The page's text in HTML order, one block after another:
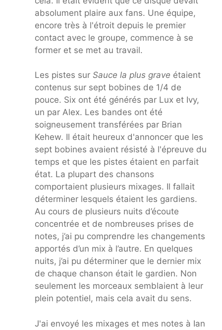
absolument plaire aux fans. Une équipe,
encore très à l'étroit depuis le premier
contact avec le groupe, commence à se
former et se met au travail.
Les pistes sur Sauce la plus grave étaient
contenus sur sept bobines de 1/4 de
pouce. Six ont été générés par Lux et Ivy,
un par Alex. Les bandes ont été
soigneusement transférées par Brian
Kehew. Il était heureux d'annoncer que les
sept bobines avaient résisté à l'épreuve du
temps et que les pistes étaient en parfait
état. La plupart des chansons
comportaient plusieurs mixages. Il fallait
déterminer lesquels étaient les gardiens.
Au cours de plusieurs nuits d’écoute
concentrée et de nombreuses prises de
notes, j’ai pu comprendre les changements
apportés d’un mix à l’autre. En quelques
nuits, j’ai pu déterminer que le dernier mix
de chaque chanson était le gardien. Non
seulement les morceaux semblaient à leur
plein potentiel, mais cela avait du sens.
J'ai envoyé les mixages et mes notes à Ian